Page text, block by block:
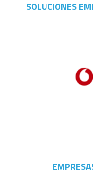
SOLUCIONES